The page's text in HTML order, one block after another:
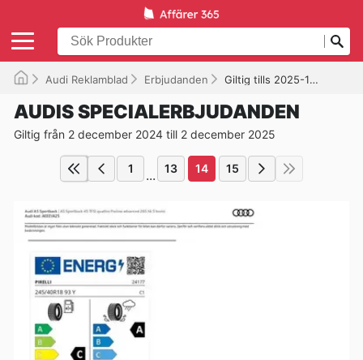
Audi Reklamblad Erbjudanden Giltig tills 2025-12-02
AUDIS SPECIALERBJUDANDEN
Giltig från 2 december 2024 till 2 december 2025
1 ... 13 14 15